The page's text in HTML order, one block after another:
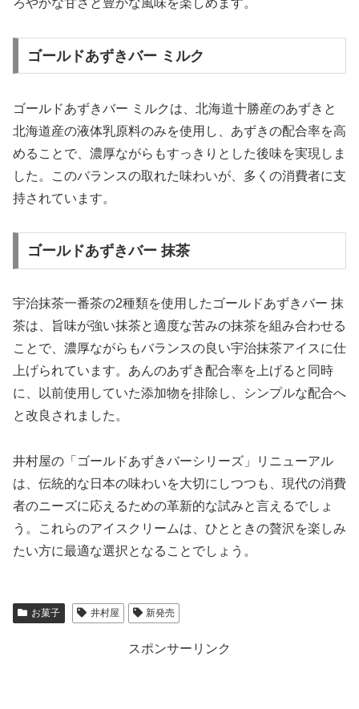
ろやかな甘さと豊かな風味を楽しめます。
ゴールドあずきバー ミルク
ゴールドあずきバー ミルクは、北海道十勝産のあずきと
北海道産の液体乳原料のみを使用し、あずきの配合率を高
めることで、濃厚ながらもすっきりとした後味を実現しま
した。このバランスの取れた味わいが、多くの消費者に支
持されています。
ゴールドあずきバー 抹茶
宇治抹茶一番茶の2種類を使用したゴールドあずきバー 抹
茶は、旨味が強い抹茶と適度な苦みの抹茶を組み合わせる
ことで、濃厚ながらもバランスの良い宇治抹茶アイスに仕
上げられています。あんのあずき配合率を上げると同時
に、以前使用していた添加物を排除し、シンプルな配合へ
と改良されました。
井村屋の「ゴールドあずきバーシリーズ」リニューアル
は、伝統的な日本の味わいを大切にしつつも、現代の消費
者のニーズに応えるための革新的な試みと言えるでしょ
う。これらのアイスクリームは、ひとときの贅沢を楽しみ
たい方に最適な選択となることでしょう。
お菓子 井村屋 新発売
スポンサーリンク